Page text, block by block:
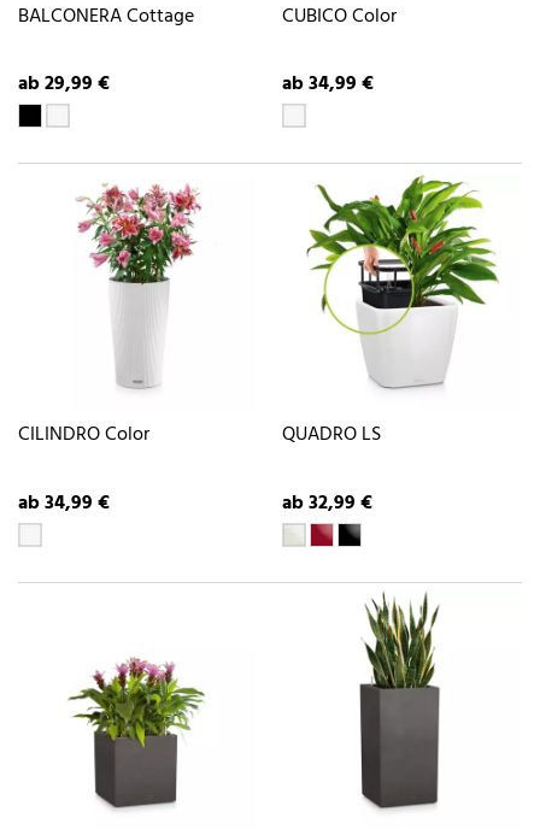
BALCONERA Cottage
ab 29,99 €
CUBICO Color
ab 34,99 €
CILINDRO Color
ab 34,99 €
QUADRO LS
ab 32,99 €